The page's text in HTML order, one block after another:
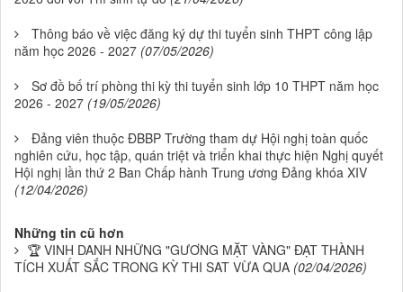
Thông báo về việc đăng ký dự thi tuyển sinh THPT công lập
năm học 2026 - 2027 (07/05/2026)
Sơ đồ bố trí phòng thi kỳ thi tuyển sinh lớp 10 THPT năm học
2026 - 2027 (19/05/2026)
Đảng viên thuộc ĐBBP Trường tham dự Hội nghị toàn quốc
nghiên cứu, học tập, quán triệt và triển khai thực hiện Nghị quyết
Hội nghị lần thứ 2 Ban Chấp hành Trung ương Đảng khóa XIV
(12/04/2026)
Những tin cũ hơn
🏆 VINH DANH NHỮNG "GƯƠNG MẶT VÀNG" ĐẠT THÀNH
TÍCH XUẤT SẮC TRONG KỲ THI SAT VỪA QUA (02/04/2026)